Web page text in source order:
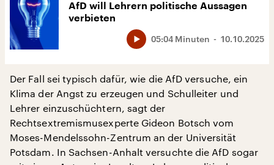
AfD will Lehrern politische Aussagen
verbieten
10.10.2025
05:04 Minuten
Der Fall sei typisch dafür, wie die AfD versuche, ein
Klima der Angst zu erzeugen und Schulleiter und
Lehrer einzuschüchtern, sagt der
Rechtsextremismusexperte Gideon Botsch vom
Moses-Mendelssohn-Zentrum an der Universität
Potsdam. In Sachsen-Anhalt versuchte die AfD sogar